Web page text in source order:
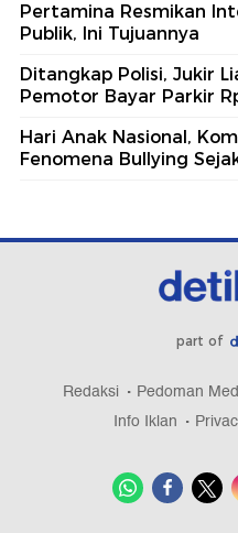
Pertamina Resmikan
Publik, Ini Tujuannya
Ditangkap Polisi, Jukir
Pemotor Bayar Parkir
Hari Anak Nasional,
Fenomena Bullying
part of
Redaksi Pedoman
Info Iklan